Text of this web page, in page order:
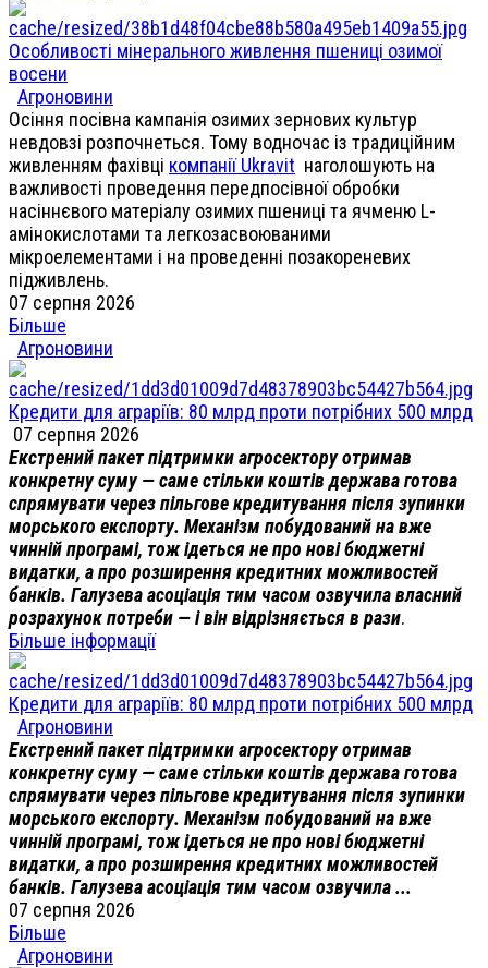
Особливості мінерального живлення пшениці озимої
восени
Агроновини
Осіння посівна кампанія озимих зернових культур
невдовзі розпочнеться. Тому водночас із традиційним
живленням фахівці компанії Ukravit наголошують на
важливості проведення передпосівної обробки
насіннєвого матеріалу озимих пшениці та ячменю L-
амінокислотами та легкозасвоюваними
мікроелементами і на проведенні позакореневих
підживлень.
07 серпня 2026
Більше
Агроновини
Кредити для аграріїв: 80 млрд проти потрібних 500 млрд
07 серпня 2026
Екстрений пакет підтримки агросектору отримав
конкретну суму — саме стільки коштів держава готова
спрямувати через пільгове кредитування після зупинки
морського експорту. Механізм побудований на вже
чинній програмі, тож ідеться не про нові бюджетні
видатки, а про розширення кредитних можливостей
банків. Галузева асоціація тим часом озвучила власний
розрахунок потреби — і він відрізняється в рази.
Більше інформації
Кредити для аграріїв: 80 млрд проти потрібних 500 млрд
Агроновини
Екстрений пакет підтримки агросектору отримав
конкретну суму — саме стільки коштів держава готова
спрямувати через пільгове кредитування після зупинки
морського експорту. Механізм побудований на вже
чинній програмі, тож ідеться не про нові бюджетні
видатки, а про розширення кредитних можливостей
банків. Галузева асоціація тим часом озвучила ...
07 серпня 2026
Більше
Агроновини